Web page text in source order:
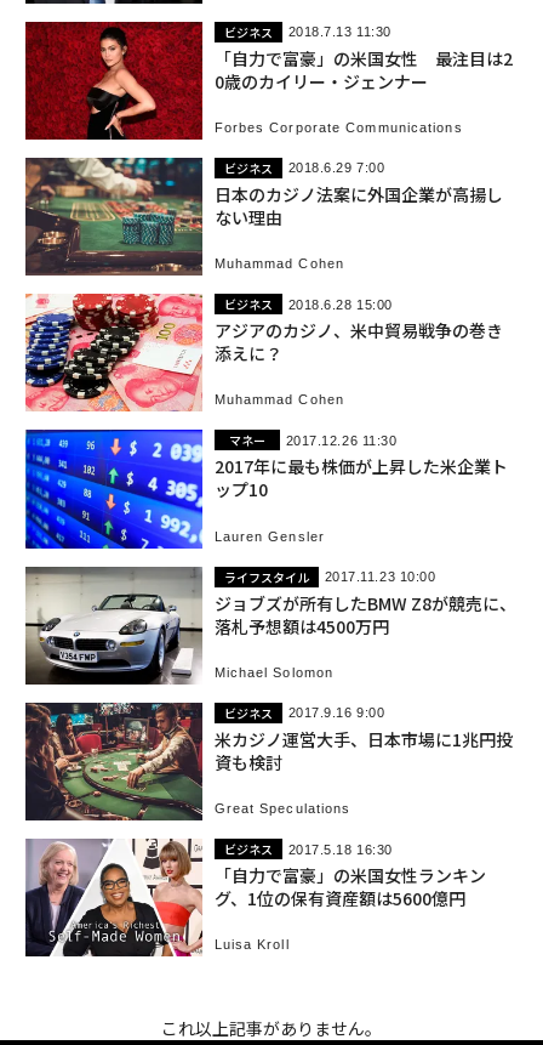
ビジネス 2018.7.13 11:30
「自力で富豪」の米国女性 最注目は2
0歳のカイリー・ジェンナー
Forbes Corporate Communications
ビジネス 2018.6.29 7:00
日本のカジノ法案に外国企業が高揚し
ない理由
Muhammad Cohen
ビジネス 2018.6.28 15:00
アジアのカジノ、米中貿易戦争の巻き
添えに？
Muhammad Cohen
マネー 2017.12.26 11:30
2017年に最も株価が上昇した米企業ト
ップ10
Lauren Gensler
ライフスタイル 2017.11.23 10:00
ジョブズが所有したBMW Z8が競売に、
落札予想額は4500万円
Michael Solomon
ビジネス 2017.9.16 9:00
米カジノ運営大手、日本市場に1兆円投
資も検討
Great Speculations
ビジネス 2017.5.18 16:30
「自力で富豪」の米国女性ランキン
グ、1位の保有資産額は5600億円
Luisa Kroll
これ以上記事がありません。